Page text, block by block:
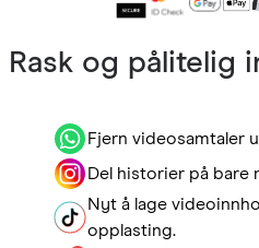
Rask og pålitelig
Fjern videosamtaler
Del historier på bare
Nyt å lage
opplasting.